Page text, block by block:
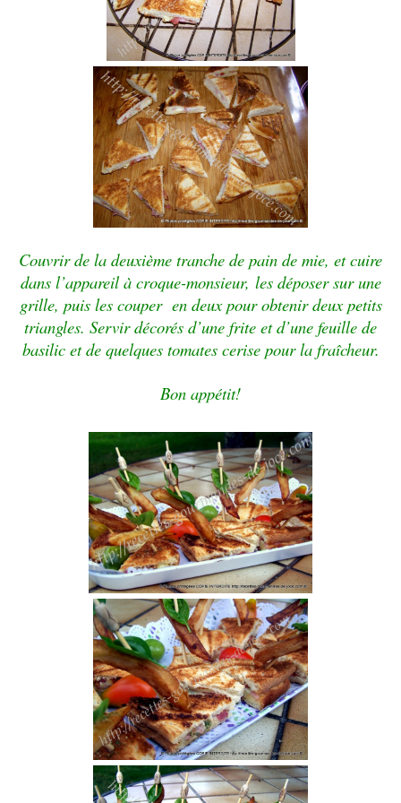
Couvrir de la deuxième tranche de pain de mie, et cuire
dans l’appareil à croque-monsieur, les déposer sur une
grille, puis les couper en deux pour obtenir deux petits
triangles. Servir décorés d’une frite et d’une feuille de
basilic et de quelques tomates cerise pour la fraîcheur.
Bon appétit!